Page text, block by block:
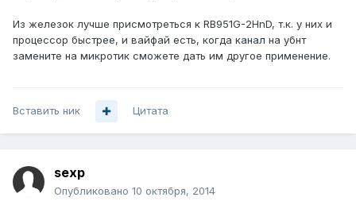
Из железок лучше присмотреться к RB951G-2HnD, т.к. у них и
процессор быстрее, и вайфай есть, когда канал на убнт
замените на микротик сможете дать им другое применение.
Вставить ник Цитата
sexp
Опубликовано 10 октября, 2014